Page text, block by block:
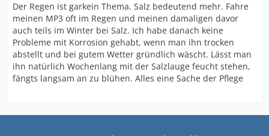
Der Regen ist garkein Thema. Salz bedeutend mehr. Fahre
meinen MP3 oft im Regen und meinen damaligen davor
auch teils im Winter bei Salz. Ich habe danach keine
Probleme mit Korrosion gehabt, wenn man ihn trocken
abstellt und bei gutem Wetter gründlich wäscht. Lässt man
ihn natürlich Wochenlang mit der Salzlauge feucht stehen,
fängts langsam an zu blühen. Alles eine Sache der Pflege